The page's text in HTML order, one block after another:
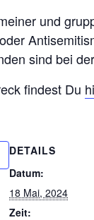
und
sind bei
findest Du
DETAILS
Datum:
18 Mai, 2024
Zeit: